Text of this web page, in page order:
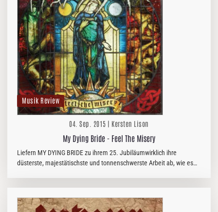
Musik Review
04. Sep. 2015 | Kersten Lison
My Dying Bride - Feel The Misery
Liefern MY DYING BRIDE zu ihrem 25. Jubiläumwirklich ihre
düsterste, majestätischste und tonnenschwerste Arbeit ab, wie es